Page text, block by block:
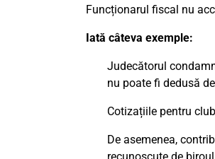
Funcționarul fiscal nu
Iată câteva exemple:
Judecătorul
nu poate fi dedusă
Cotizațiile pentru
De asemenea,